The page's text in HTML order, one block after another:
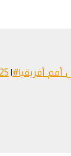
رياضات أخرى
#AFCON2025
|